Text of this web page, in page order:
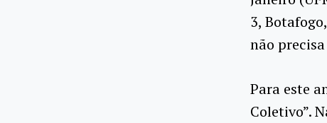
3,
não
Para este
Coletivo”.